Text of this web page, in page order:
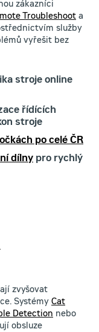
zákazníci
Troubleshoot a
služby
vyřešit bez
stroje online
řídících
stroje
po celé ČR
dílny pro rychlý
zvyšovat
Systémy Cat
Detection nebo
obsluze